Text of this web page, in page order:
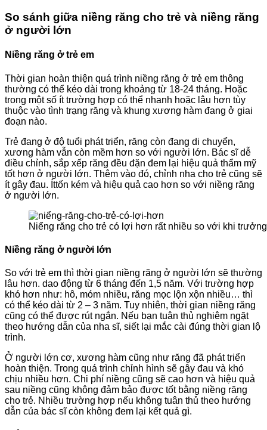
So sánh giữa niềng răng cho trẻ và niềng răng
ở người lớn
Niềng răng ở trẻ em
Thời gian hoàn thiện quá trình niềng răng ở trẻ em thông
thường có thể kéo dài trong khoảng từ 18-24 tháng. Hoặc
trong một số ít trường hợp có thể nhanh hoặc lâu hơn tùy
thuộc vào tình trạng răng và khung xương hàm đang ở giai
đoạn nào.
Trẻ đang ở độ tuổi phát triển, răng còn đang di chuyển,
xương hàm vẫn còn mềm hơn so với người lớn. Bác sĩ dễ
điều chỉnh, sắp xếp răng đều đặn đem lại hiệu quả thẩm mỹ
tốt hơn ở người lớn. Thêm vào đó, chỉnh nha cho trẻ cũng sẽ
ít gây đau. Íttốn kém và hiệu quả cao hơn so với niềng răng
ở người lớn.
Niểng răng cho trẻ có lợi hơn rất nhiều so với khi
Niềng răng ở người lớn
So với trẻ em thì thời gian niềng răng ở người lớn sẽ thường
lâu hơn. dao động từ 6 tháng đến 1,5 năm. Với trường hợp
khó hơn như: hô, móm nhiều, răng mọc lộn xộn nhiều… thì
có thể kéo dài từ 2 – 3 năm. Tuy nhiên, thời gian niềng răng
cũng có thể được rút ngắn. Nếu bạn tuân thủ nghiêm ngặt
theo hướng dẫn của nha sĩ, siết lại mắc cài đúng thời gian lộ
trình.
Ở người lớn cơ, xương hàm cũng như răng đã phát triển
hoàn thiện. Trong quá trình chỉnh hình sẽ gây đau và khó
chịu nhiều hơn. Chi phí niềng cũng sẽ cao hơn và hiệu quả
sau niềng cũng không đảm bảo được tốt bằng niềng răng
cho trẻ. Nhiều trường hợp nếu không tuân thủ theo hướng
dẫn của bác sĩ còn không đem lại kết quả gì.